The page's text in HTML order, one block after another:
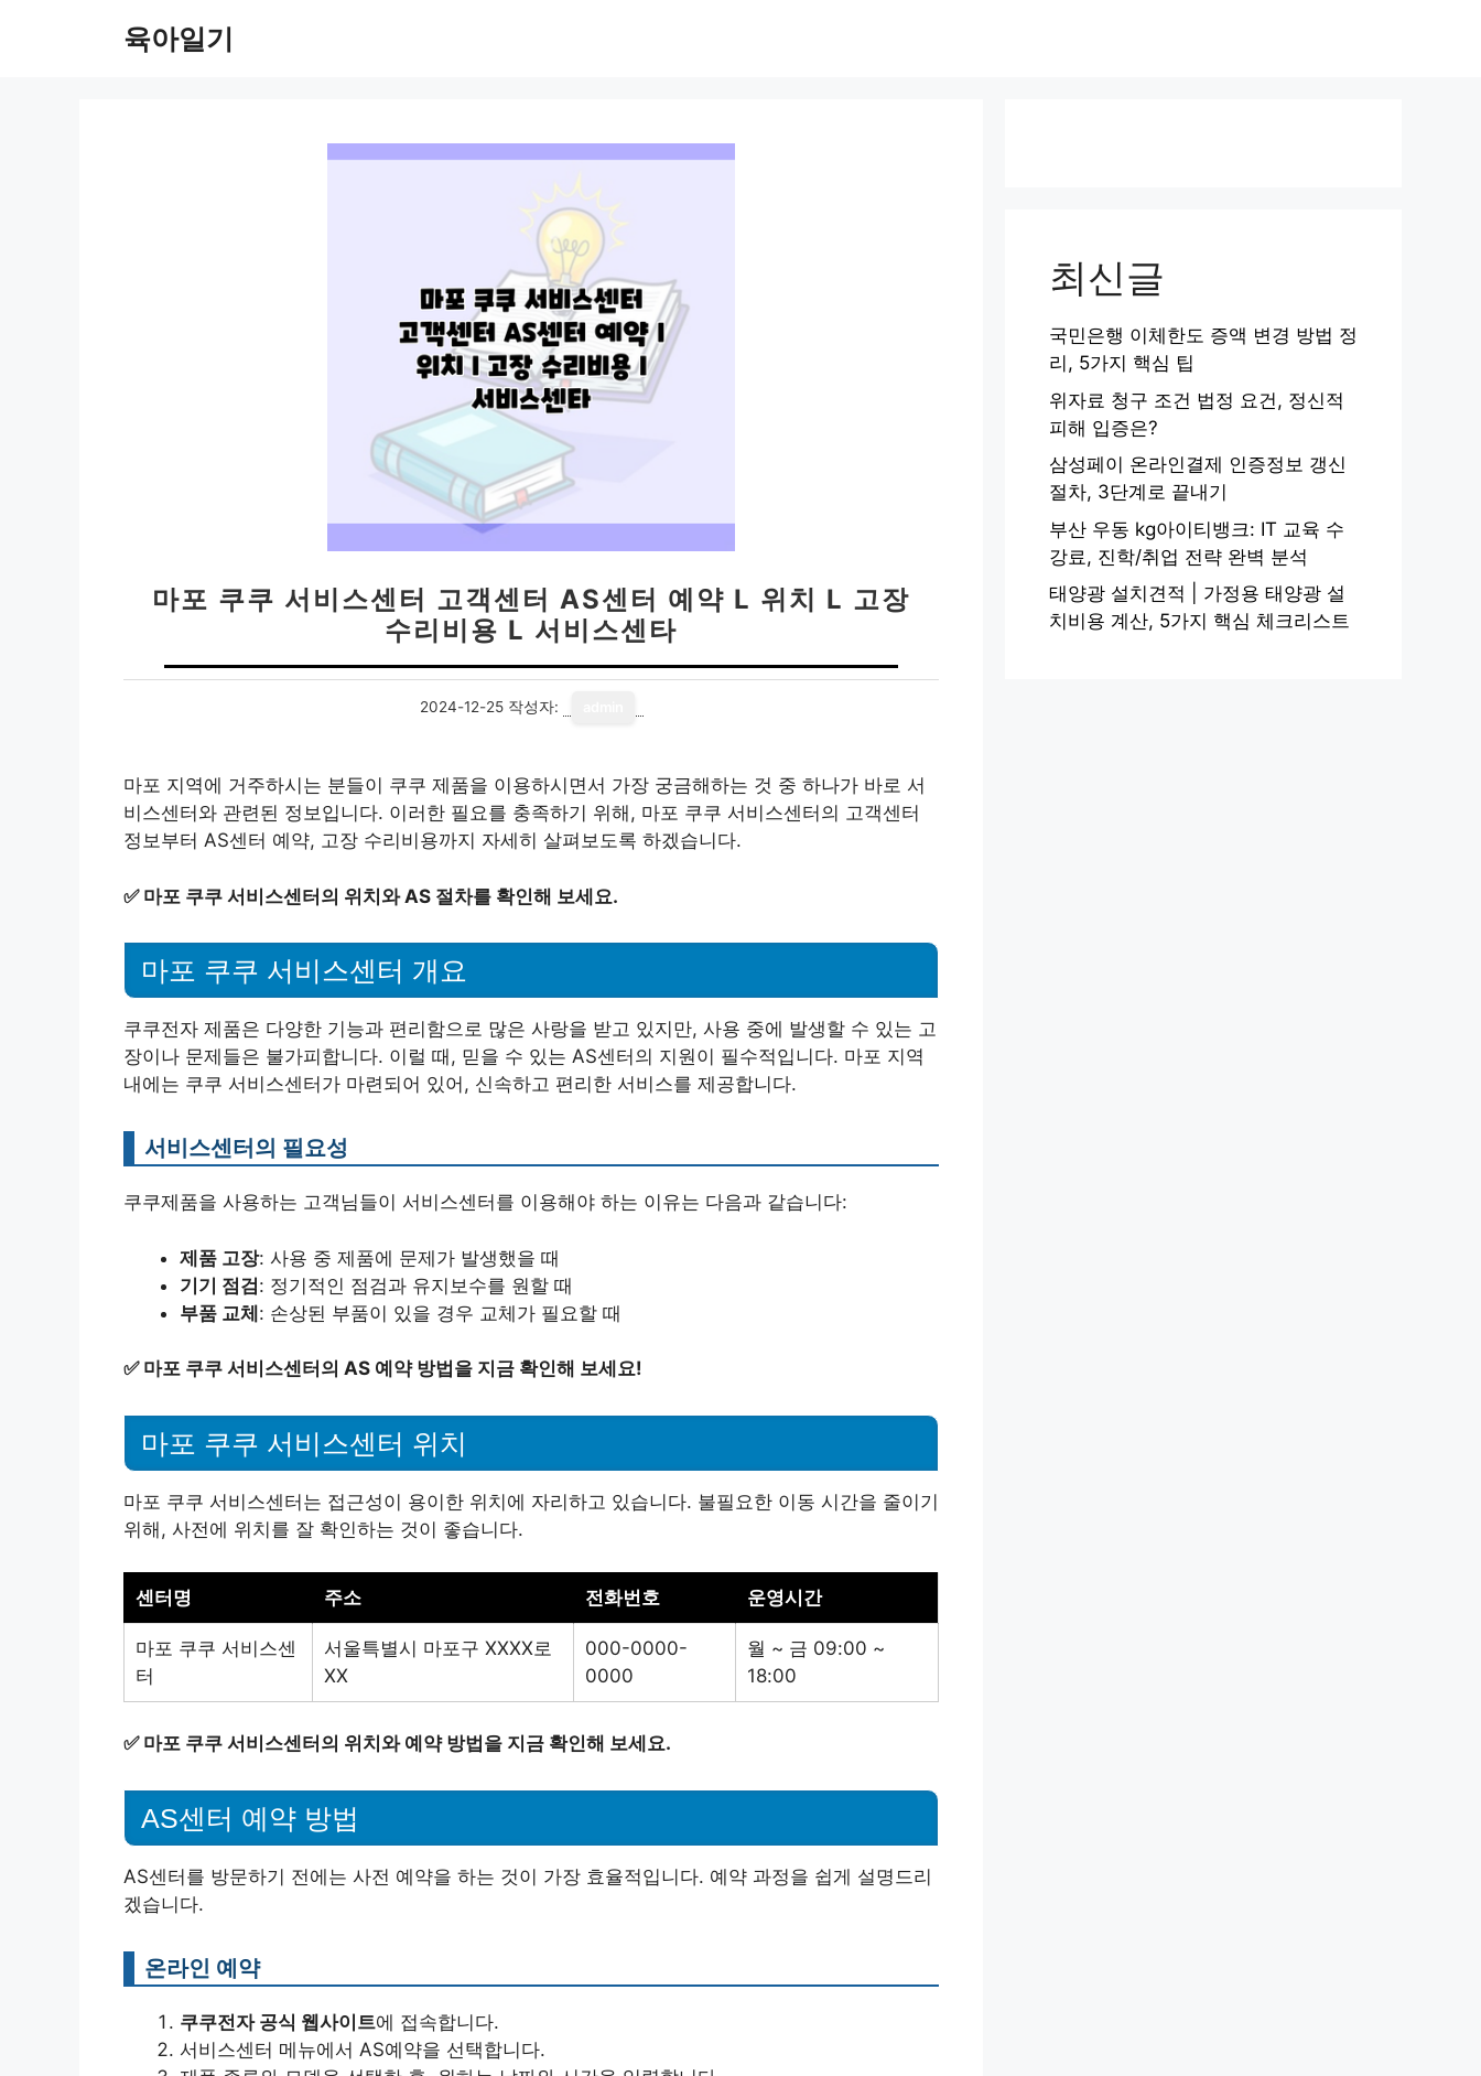
육아일기
마포 쿠쿠 서비스센터 고객센터 AS센터 예약 L 위치 L 고장
수리비용 L 서비스센타
2024-12-25 작성자:
마포 지역에 거주하시는 분들이 쿠쿠 제품을 이용하시면서 가장 궁금해하는 것 중 하나가 바로 서
비스센터와 관련된 정보입니다. 이러한 필요를 충족하기 위해, 마포 쿠쿠 서비스센터의 고객센터
정보부터 AS센터 예약, 고장 수리비용까지 자세히 살펴보도록 하겠습니다.
✅ 마포 쿠쿠 서비스센터의 위치와 AS 절차를 확인해 보세요.
마포 쿠쿠 서비스센터 개요
쿠쿠전자 제품은 다양한 기능과 편리함으로 많은 사랑을 받고 있지만, 사용 중에 발생할 수 있는 고
장이나 문제들은 불가피합니다. 이럴 때, 믿을 수 있는 AS센터의 지원이 필수적입니다. 마포 지역
내에는 쿠쿠 서비스센터가 마련되어 있어, 신속하고 편리한 서비스를 제공합니다.
서비스센터의 필요성
쿠쿠제품을 사용하는 고객님들이 서비스센터를 이용해야 하는 이유는 다음과 같습니다:
제품 고장: 사용 중 제품에 문제가 발생했을 때
기기 점검: 정기적인 점검과 유지보수를 원할 때
부품 교체: 손상된 부품이 있을 경우 교체가 필요할 때
✅ 마포 쿠쿠 서비스센터의 AS 예약 방법을 지금 확인해 보세요!
마포 쿠쿠 서비스센터 위치
마포 쿠쿠 서비스센터는 접근성이 용이한 위치에 자리하고 있습니다. 불필요한 이동 시간을 줄이기
위해, 사전에 위치를 잘 확인하는 것이 좋습니다.
센터명 주소 전화번호 운영시간
마포 쿠쿠 서비스센
터
서울특별시 마포구 XXXX로
XX
000-0000-
0000
월 ~ 금 09:00 ~
18:00
✅ 마포 쿠쿠 서비스센터의 위치와 예약 방법을 지금 확인해 보세요.
AS센터 예약 방법
AS센터를 방문하기 전에는 사전 예약을 하는 것이 가장 효율적입니다. 예약 과정을 쉽게 설명드리
겠습니다.
온라인 예약
쿠쿠전자 공식 웹사이트에 접속합니다.
서비스센터 메뉴에서 AS예약을 선택합니다.
최신글
국민은행 이체한도 증액 변경 방법 정
리, 5가지 핵심 팁
위자료 청구 조건 법정 요건, 정신적
피해 입증은?
삼성페이 온라인결제 인증정보 갱신
절차, 3단계로 끝내기
부산 우동 kg아이티뱅크: IT 교육 수
강료, 진학/취업 전략 완벽 분석
태양광 설치견적 | 가정용 태양광 설
치비용 계산, 5가지 핵심 체크리스트